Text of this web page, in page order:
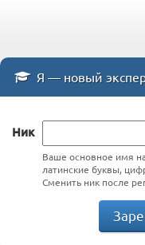
Я — новый
Ник
Ваше основное имя
латинские буквы,
Сменить ник после